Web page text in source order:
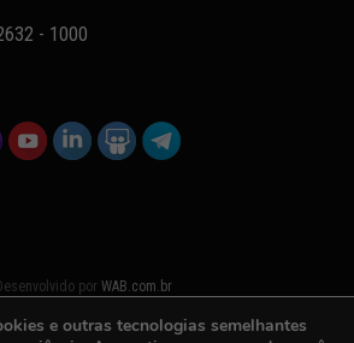
- 1000
porWAB.com.br
e outras tecnologias semelhantes